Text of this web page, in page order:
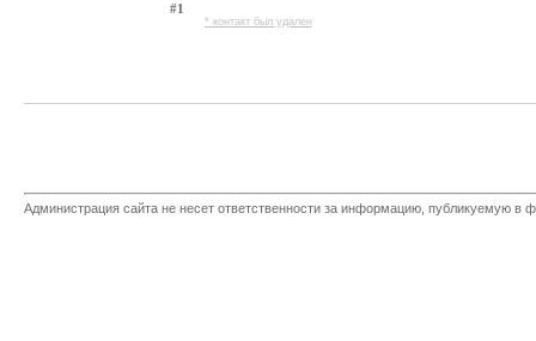
#1
* контакт был удален
Администрация сайта не несет ответственности за информацию, публикуемую